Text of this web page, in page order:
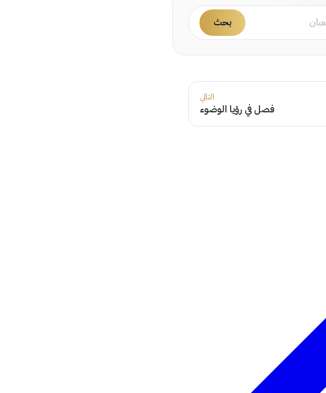
بحث
التالي
فصل في رؤيا الوضوء